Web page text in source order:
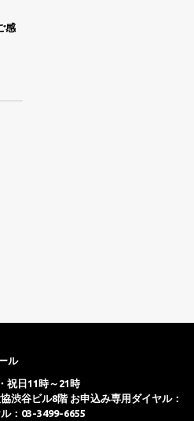
感
ル
祝日11時～21時
渋谷ビル8階 お申込み専用ダイヤル：
：03-3499-6655